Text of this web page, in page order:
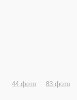
44 фото 83 фото